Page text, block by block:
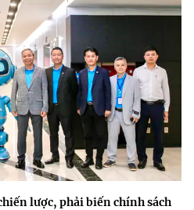
lược, phải biến chính sách